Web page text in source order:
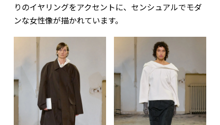
りのイヤリングをアクセントに、センシュアルでモダ
ンな女性像が描かれています。